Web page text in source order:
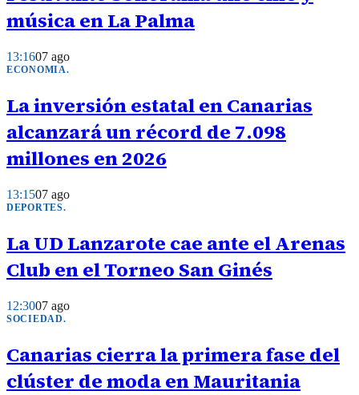
música en La Palma
13:1607 ago
ECONOMIA.
La inversión estatal en Canarias
alcanzará un récord de 7.098
millones en 2026
13:1507 ago
DEPORTES.
La UD Lanzarote cae ante el Arenas
Club en el Torneo San Ginés
12:3007 ago
SOCIEDAD.
Canarias cierra la primera fase del
clúster de moda en Mauritania